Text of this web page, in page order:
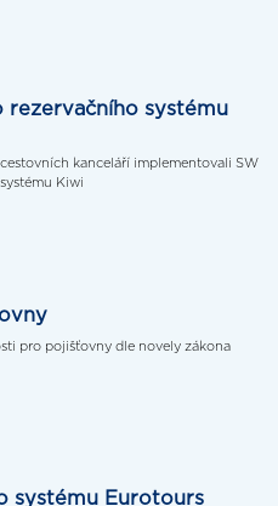
rezervačního systému
kanceláří implementovali SW
Kiwi
pro pojišťovny dle novely zákona
systému Eurotours